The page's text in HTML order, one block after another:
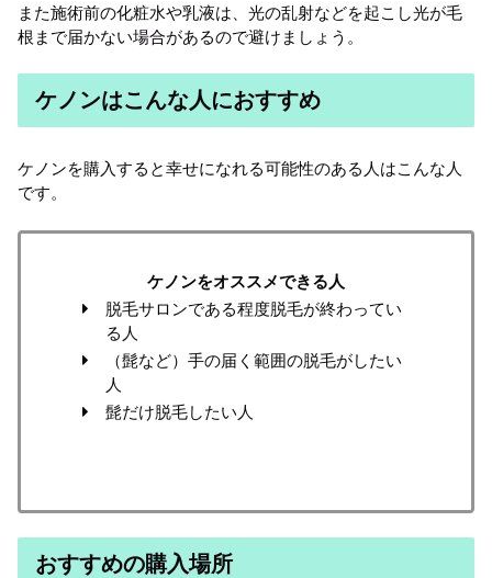
また施術前の化粧水や乳液は、光の乱射などを起こし光が毛
根まで届かない場合があるので避けましょう。
ケノンはこんな人におすすめ
ケノンを購入すると幸せになれる可能性のある人はこんな人
です。
ケノンをオススメできる人
脱毛サロンである程度脱毛が終わってい
る人
（髭など）手の届く範囲の脱毛がしたい
人
髭だけ脱毛したい人
おすすめの購入場所